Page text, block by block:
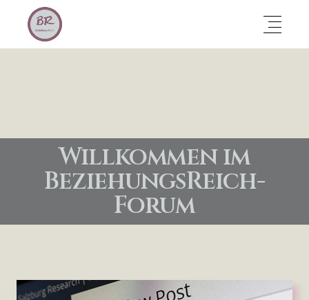
Willkommen im
BeziehungsReich-
Forum